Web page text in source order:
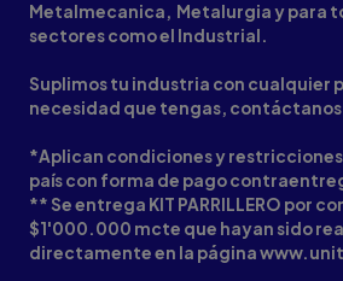
Metalmecanica, Metalurgia y para
sectores como el Industrial.
Suplimos tu industria con cualquier
necesidad que tengas, contáctanos
*Aplican condiciones y
país con forma de pago
** Se entrega KIT PARRILLERO por
$1'000.000 mcte que hayan sido
directamente en la página